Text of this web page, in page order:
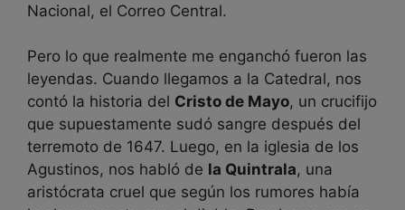
Nacional, el Correo Central.
Pero lo que realmente me enganchó fueron las
leyendas. Cuando llegamos a la Catedral, nos
contó la historia del Cristo de Mayo, un crucifijo
que supuestamente sudó sangre después del
terremoto de 1647. Luego, en la iglesia de los
Agustinos, nos habló de la Quintrala, una
aristócrata cruel que según los rumores había